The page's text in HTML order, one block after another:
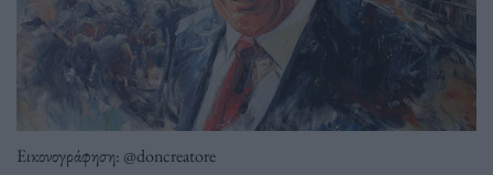
Εικονογράφηση: @doncreatore